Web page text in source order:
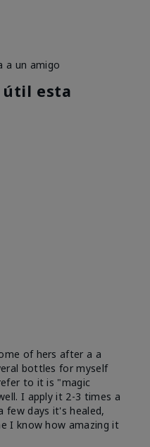
a un amigo
útil esta
of hers after a a
bottles for myself
to it is "magic
I apply it 2-3 times a
few days it's healed,
I know how amazing it